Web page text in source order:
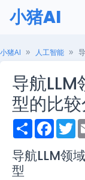
小猪AI
小猪AI 人工智能
导航
型的比
S
h
r
e
F
a
e
b
T
w
t
t
导航LLM领
型